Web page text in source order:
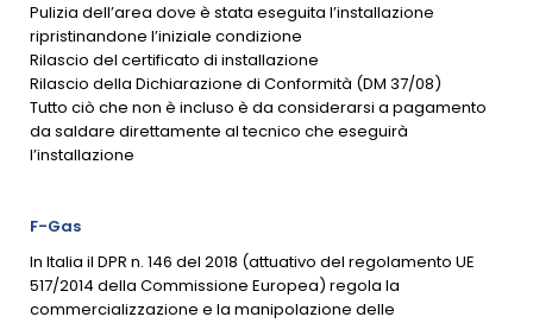
Pulizia dell’area dove è stata eseguita l’installazione
ripristinandone l’iniziale condizione
Rilascio del certificato di installazione
Rilascio della Dichiarazione di Conformità (DM 37/08)
Tutto ciò che non è incluso è da considerarsi a pagamento
da saldare direttamente al tecnico che eseguirà
l’installazione
F-Gas
In Italia il DPR n. 146 del 2018 (attuativo del regolamento UE
517/2014 della Commissione Europea) regola la
commercializzazione e la manipolazione delle